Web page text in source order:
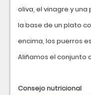
oliva, el vinagre y
la base de un plato
encima, los puerros
Aliñamos el conjunto
Consejo nutricional